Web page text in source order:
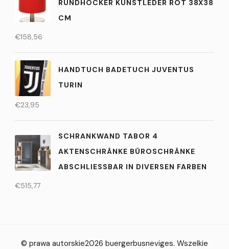
RUNDHOCKER KUNSTLEDER ROT 38X38
CM
€158,56
HANDTUCH BADETUCH JUVENTUS
TURIN
€23,95
SCHRANKWAND TABOR 4
AKTENSCHRÄNKE BÜROSCHRÄNKE
ABSCHLIESSBAR IN DIVERSEN FARBEN
€515,77
© prawa autorskie2026 buergerbusneviges. Wszelkie